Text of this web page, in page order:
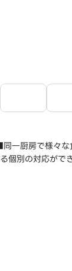
一厨房で様々な
個別の対応がで